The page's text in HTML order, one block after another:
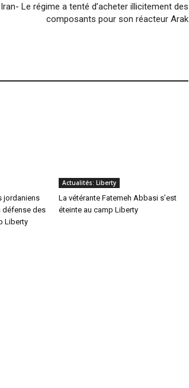
Iran- Le régime a tenté d’acheter illicitement des
composants pour son réacteur Arak
jordaniens
défense des
Liberty
Actualités: Liberty
La vétérante Fatemeh Abbasi s’est
éteinte au camp Liberty